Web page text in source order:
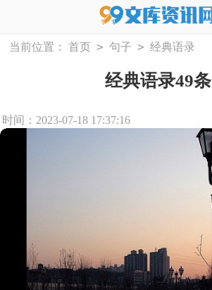
当前位置： 首页 > 句子 > 经典语录
经典语录49条
时间：2023-07-18 17:37:16